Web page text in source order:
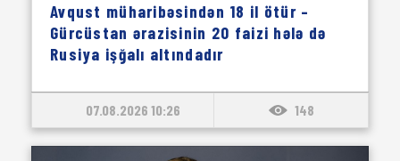
Avqust müharibəsindən 18 il ötür –
Gürcüstan ərazisinin 20 faizi hələ də
Rusiya işğalı altındadır
07.08.2026 10:26 148